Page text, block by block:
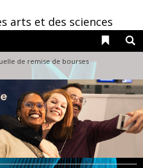
arts et des sciences
Liens
de remise de bourses